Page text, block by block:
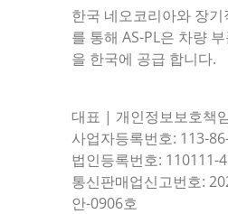
한국 네오코리아와 장
를 통해 AS-PL은 차량
을 한국에 공급 합니다.
대표 | 개인정보보호책
사업자등록번호: 113-
법인등록번호: 110111-
통신판매업신고번호:
안-0906호